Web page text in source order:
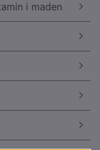
i maden